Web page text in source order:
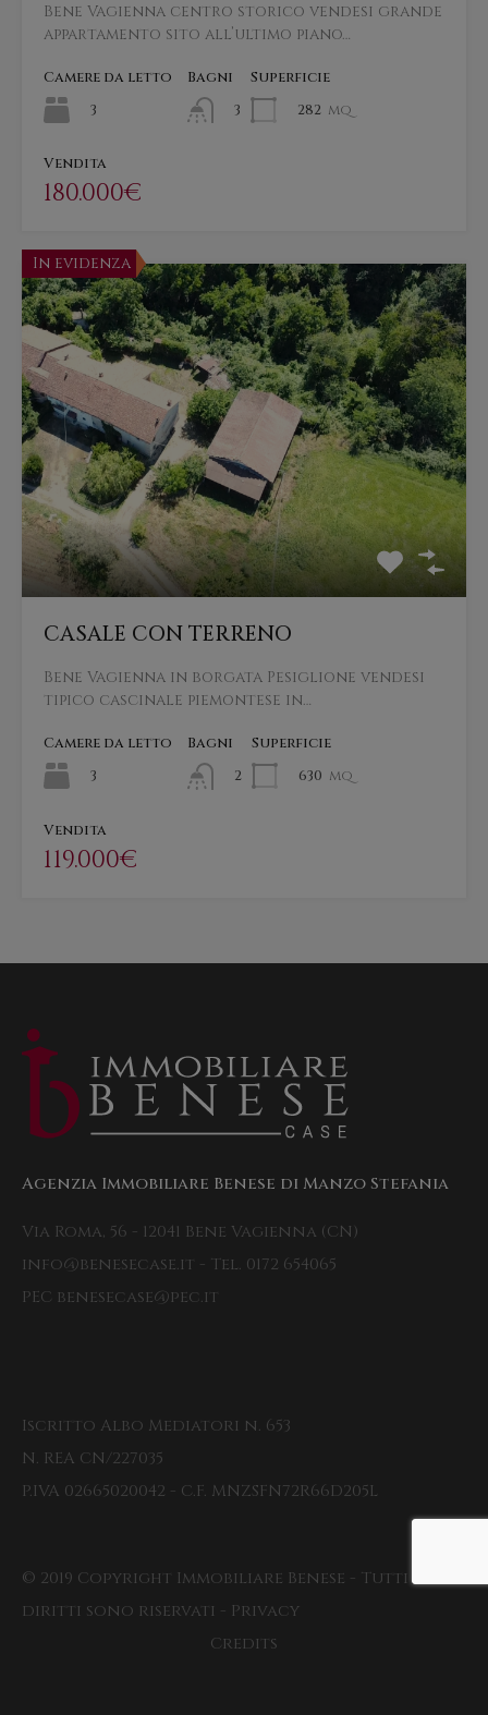
Bene Vagienna centro storico vendesi grande
appartamento sito all’ultimo piano…
Camere da letto
3
Bagni
3
Superficie
282 mq
Vendita
180.000€
In evidenza
CASALE CON TERRENO
Bene Vagienna in borgata Pesiglione vendesi
tipico cascinale piemontese in…
Camere da letto
3
Bagni
2
Superficie
630 mq
Vendita
119.000€
Agenzia Immobiliare Benese di Manzo Stefania
Via Roma, 56 - 12041 Bene Vagienna (CN)
info@benesecase.it - Tel. 0172 654065
PEC benesecase@pec.it
Iscritto Albo Mediatori n. 653
N. REA CN/227035
P.IVA 02665020042 - C.F. MNZSFN72R66D205L
© 2019 Copyright Immobiliare Benese - Tutti i
diritti sono riservati - Privacy
Credits